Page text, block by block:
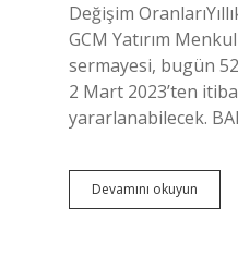
Değişim
GCM Yatırım
sermayesi, bugün
2 Mart 2023’ten
yararlanabilecek.
Devamını okuyun